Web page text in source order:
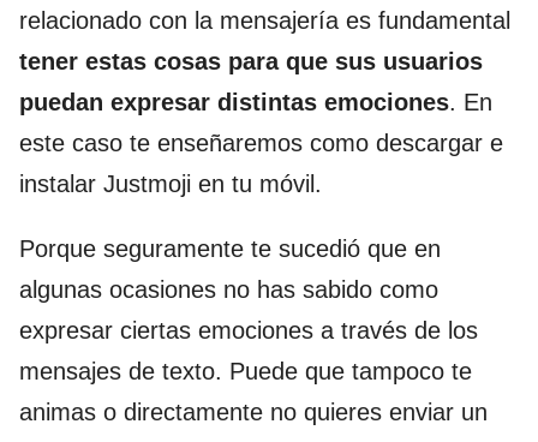
relacionado con la mensajería es fundamental
tener estas cosas para que sus usuarios
puedan expresar distintas emociones. En
este caso te enseñaremos como descargar e
instalar Justmoji en tu móvil.
Porque seguramente te sucedió que en
algunas ocasiones no has sabido como
expresar ciertas emociones a través de los
mensajes de texto. Puede que tampoco te
animas o directamente no quieres enviar un